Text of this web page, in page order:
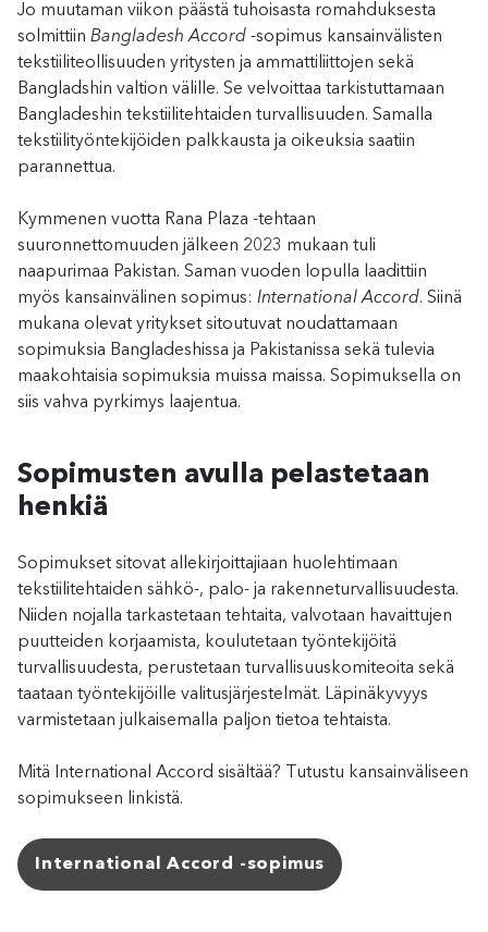
Jo muutaman viikon päästä tuhoisasta romahduksesta
solmittiin Bangladesh Accord -sopimus kansainvälisten
tekstiiliteollisuuden yritysten ja ammattiliittojen sekä
Bangladshin valtion välille. Se velvoittaa tarkistuttamaan
Bangladeshin tekstiilitehtaiden turvallisuuden. Samalla
tekstiilityöntekijöiden palkkausta ja oikeuksia saatiin
parannettua.
Kymmenen vuotta Rana Plaza -tehtaan
suuronnettomuuden jälkeen 2023 mukaan tuli
naapurimaa Pakistan. Saman vuoden lopulla laadittiin
myös kansainvälinen sopimus: International Accord. Siinä
mukana olevat yritykset sitoutuvat noudattamaan
sopimuksia Bangladeshissa ja Pakistanissa sekä tulevia
maakohtaisia sopimuksia muissa maissa. Sopimuksella on
siis vahva pyrkimys laajentua.
Sopimusten avulla pelastetaan
henkiä
Sopimukset sitovat allekirjoittajiaan huolehtimaan
tekstiilitehtaiden sähkö-, palo- ja rakenneturvallisuudesta.
Niiden nojalla tarkastetaan tehtaita, valvotaan havaittujen
puutteiden korjaamista, koulutetaan työntekijöitä
turvallisuudesta, perustetaan turvallisuuskomiteoita sekä
taataan työntekijöille valitusjärjestelmät. Läpinäkyvyys
varmistetaan julkaisemalla paljon tietoa tehtaista.
Mitä International Accord sisältää? Tutustu kansainväliseen
sopimukseen linkistä.
International Accord -sopimus